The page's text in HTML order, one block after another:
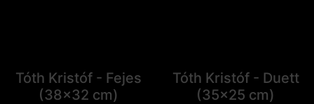
Tóth Kristóf - Fejes
(38x32 cm)
Tóth Kristóf - Duett
(35x25 cm)